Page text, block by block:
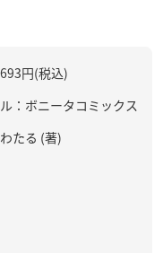
円(税込)
：ボニータコミックス
たる (著)